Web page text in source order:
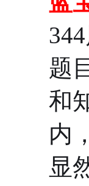
题
和
内
显